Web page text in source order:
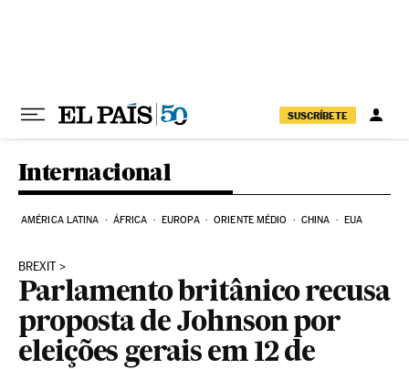
SUSCRÍBETE
Internacional
AMÉRICA LATINA ÁFRICA EUROPA ORIENTE MÉDIO CHINA EUA
BREXIT
Parlamento britânico recusa
proposta de Johnson por
eleições gerais em 12 de